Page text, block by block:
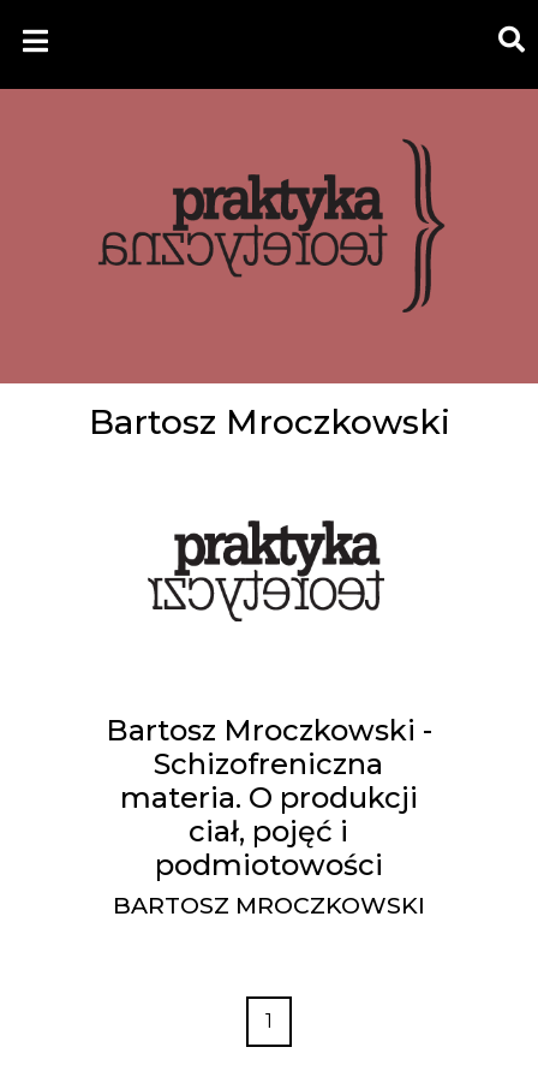
Bartosz Mroczkowski
Bartosz Mroczkowski -
Schizofreniczna
materia. O produkcji
ciał, pojęć i
podmiotowości
BARTOSZ MROCZKOWSKI
1